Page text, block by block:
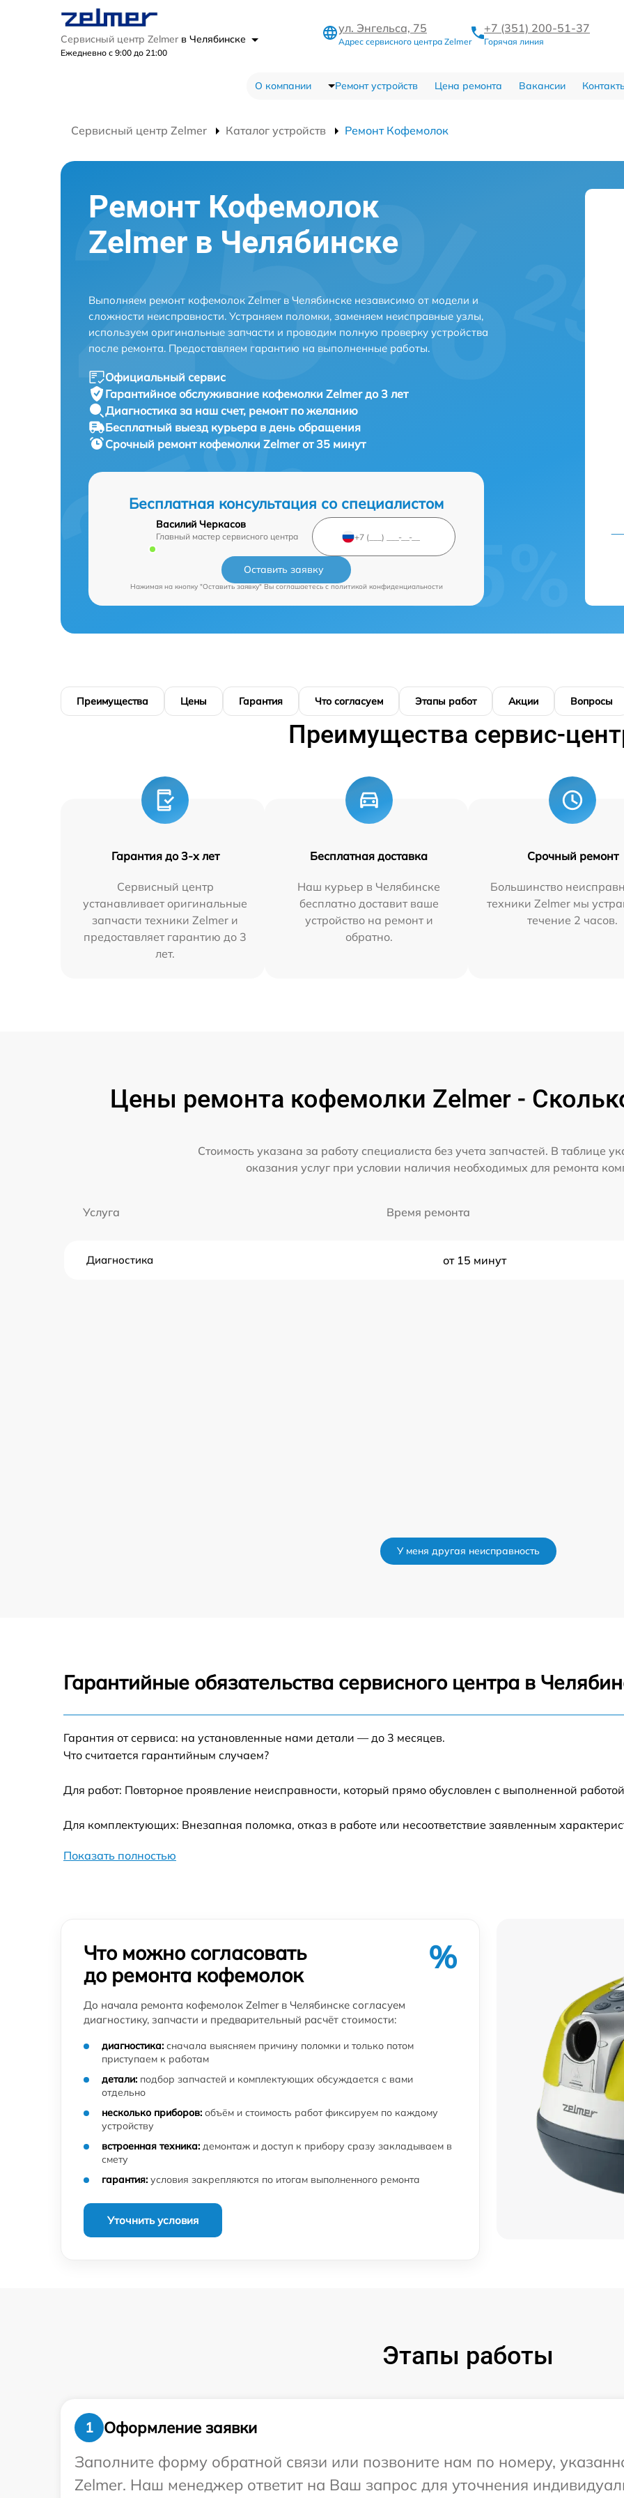
Сервисный центр Zelmer в Челябинске
Ежедневно с 9:00 до 21:00
ул. Энгельса, 75
Адрес сервисного центра Zelmer
+7 (351) 200-51-37
Горячая линия
О компании Ремонт устройств Цена ремонта Вакансии
Сервисный центр Zelmer Каталог устройств Ремонт Кофемолок
Ремонт Кофемолок
Zelmer в Челябинске
Выполняем ремонт кофемолок Zelmer в Челябинске независимо от модели и
сложности неисправности. Устраняем поломки, заменяем неисправные узлы,
используем оригинальные запчасти и проводим полную проверку устройства
после ремонта. Предоставляем гарантию на выполненные работы.
Официальный сервис
Гарантийное обслуживание кофемолки Zelmer до 3 лет
Диагностика за наш счет, ремонт по желанию
Бесплатный выезд курьера в день обращения
Срочный ремонт кофемолки Zelmer от 35 минут
Бесплатная консультация со специалистом
Василий Черкасов
Главный мастер сервисного центра
Оставить заявку
Нажимая на кнопку "Оставить заявку" Вы соглашаетесь c политикой конфиденциальности
Преимущества Цены Гарантия Что согласуем Этапы работ Акции Вопросы
Преимущества сервис-
Гарантия до 3-х лет
Сервисный центр
устанавливает оригинальные
запчасти техники Zelmer и
предоставляет гарантию до 3
лет.
Бесплатная доставка
Наш курьер в Челябинске
бесплатно доставит ваше
устройство на ремонт и
обратно.
Срочный ремонт
Большинство
техники Zelmer мы
течение 2 часов.
Цены ремонта кофемолки Zelmer -
Стоимость указана за работу специалиста без учета запчастей. В таблице
оказания услуг при условии наличия необходимых для ремонта
Услуга Время ремонта
Диагностика от 15 минут
У меня другая неисправность
Гарантийные обязательства сервисного центра в
Гарантия от сервиса: на установленные нами детали — до 3 месяцев.
Что считается гарантийным случаем?
Для работ: Повторное проявление неисправности, который прямо обусловлен с выполненной
Для комплектующих: Внезапная поломка, отказ в работе или несоответствие заявленным
Показать полностью
Что можно согласовать
до ремонта кофемолок
%
До начала ремонта кофемолок Zelmer в Челябинске согласуем
диагностику, запчасти и предварительный расчёт стоимости:
диагностика: сначала выясняем причину поломки и только потом
приступаем к работам
детали: подбор запчастей и комплектующих обсуждается с вами
отдельно
несколько приборов: объём и стоимость работ фиксируем по каждому
устройству
встроенная техника: демонтаж и доступ к прибору сразу закладываем в
смету
гарантия: условия закрепляются по итогам выполненного ремонта
Уточнить условия
Этапы работы
1
Оформление заявки
Заполните форму обратной связи или позвоните нам по номеру,
Zelmer. Наш менеджер ответит на Ваш запрос для уточнения